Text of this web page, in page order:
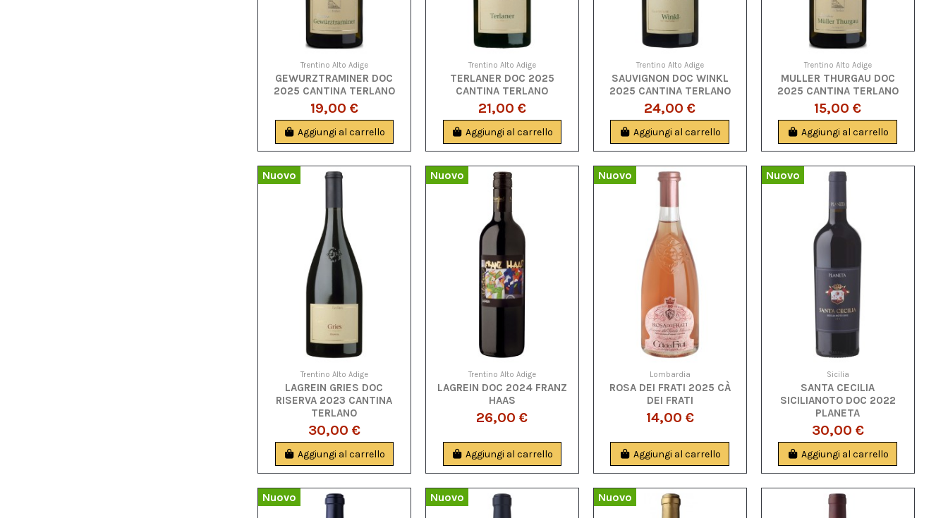
Trentino Alto Adige
GEWURZTRAMINER DOC
2025 CANTINA TERLANO
19,00 €
Aggiungi al carrello
Trentino Alto Adige
TERLANER DOC 2025
CANTINA TERLANO
21,00 €
Aggiungi al carrello
Trentino Alto Adige
SAUVIGNON DOC WINKL
2025 CANTINA TERLANO
24,00 €
Aggiungi al carrello
Trentino Alto Adige
MULLER THURGAU DOC
2025 CANTINA TERLANO
15,00 €
Aggiungi al carrello
Nuovo
Trentino Alto Adige
LAGREIN GRIES DOC
RISERVA 2023 CANTINA
TERLANO
30,00 €
Aggiungi al carrello
Nuovo
Trentino Alto Adige
LAGREIN DOC 2024 FRANZ
HAAS
26,00 €
Aggiungi al carrello
Nuovo
Lombardia
ROSA DEI FRATI 2025 CÀ
DEI FRATI
14,00 €
Aggiungi al carrello
Nuovo
Sicilia
SANTA CECILIA
SICILIANOTO DOC 2022
PLANETA
30,00 €
Aggiungi al carrello
Nuovo Nuovo Nuovo